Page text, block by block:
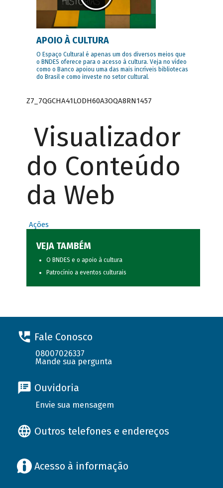
APOIO À CULTURA
O Espaço Cultural é apenas um dos diversos meios que
o BNDES oferece para o acesso à cultura. Veja no vídeo
como o Banco apoiou uma das mais incríveis bibliotecas
do Brasil e como investe no setor cultural.
Z7_7QGCHA41LODH60A3OQA8RN1457
Visualizador
do Conteúdo
da Web
Ações
VEJA TAMBÉM
O BNDES e o apoio à cultura
Patrocínio a eventos culturais
Fale Conosco
08007026337
Mande sua pergunta
Ouvidoria
Envie sua mensagem
Outros telefones e endereços
Acesso à informação